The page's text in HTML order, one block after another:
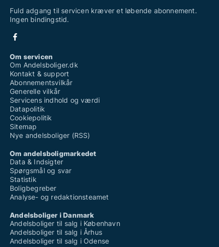
Fuld adgang til servicen kræver et løbende abonnement.
Ingen bindingstid.
Om servicen
Om Andelsboliger.dk
Kontakt & support
Abonnementsvilkår
Generelle vilkår
Servicens indhold og værdi
Datapolitik
Cookiepolitik
Sitemap
Nye andelsboliger (RSS)
Om andelsboligmarkedet
Data & Indsigter
Spørgsmål og svar
Statistik
Boligbegreber
Analyse- og redaktionsteamet
Andelsboliger i Danmark
Andelsboliger til salg i København
Andelsboliger til salg i Århus
Andelsboliger til salg i Odense